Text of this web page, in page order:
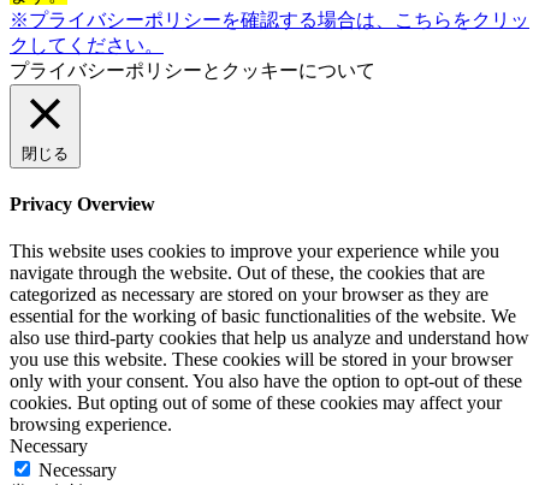
※プライバシーポリシーを確認する場合は、こちらをクリッ
クしてください。
プライバシーポリシーとクッキーについて
閉じる
Privacy Overview
This website uses cookies to improve your experience while you
navigate through the website. Out of these, the cookies that are
categorized as necessary are stored on your browser as they are
essential for the working of basic functionalities of the website. We
also use third-party cookies that help us analyze and understand how
you use this website. These cookies will be stored in your browser
only with your consent. You also have the option to opt-out of these
cookies. But opting out of some of these cookies may affect your
browsing experience.
Necessary
Necessary